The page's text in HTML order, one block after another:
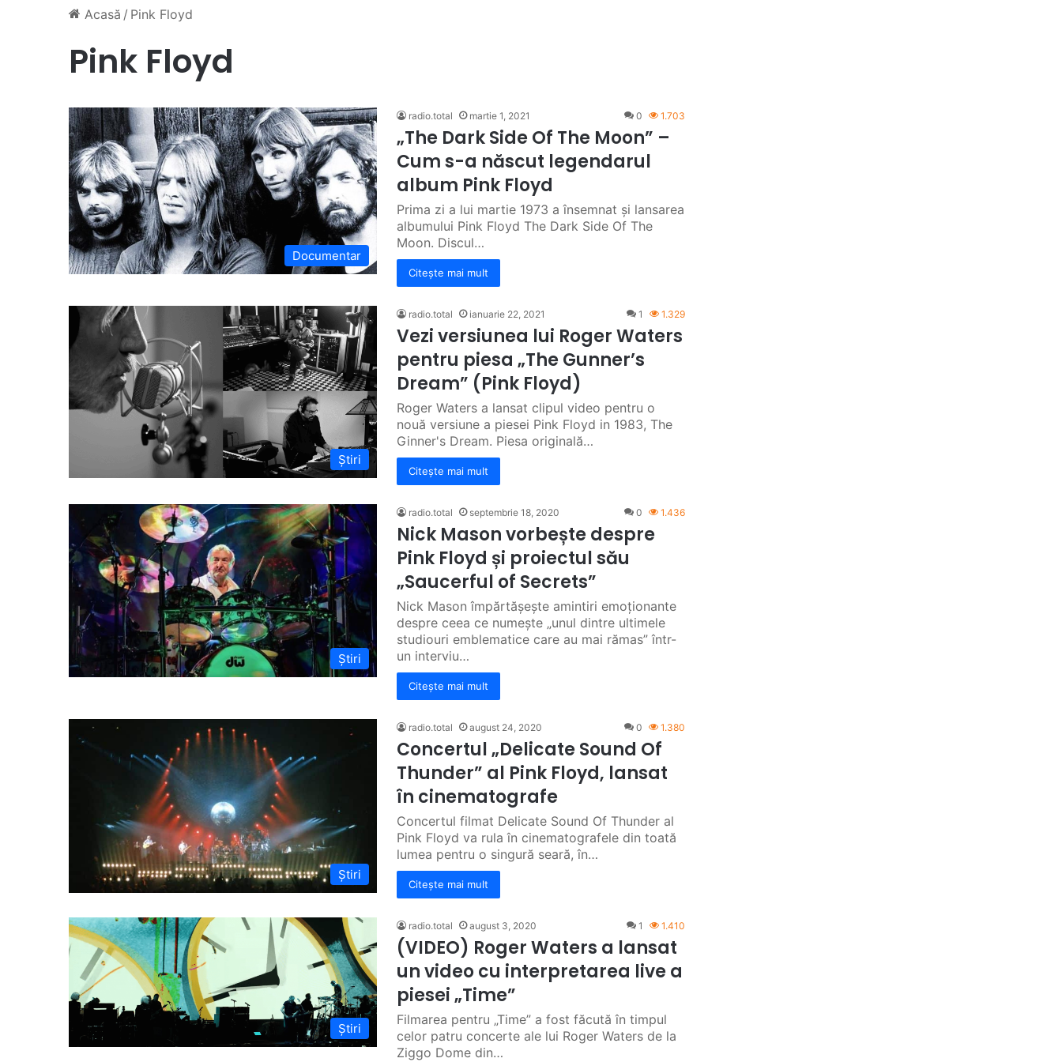
Acasă / Pink Floyd
Pink Floyd
Documentar
radio.total martie 1, 2021 0 1.703
„The Dark Side Of The Moon” –
Cum s-a născut legendarul
album Pink Floyd
Prima zi a lui martie 1973 a însemnat și lansarea
albumului Pink Floyd The Dark Side Of The
Moon. Discul…
Citește mai mult
Știri
radio.total ianuarie 22, 2021 1 1.329
Vezi versiunea lui Roger Waters
pentru piesa „The Gunner’s
Dream” (Pink Floyd)
Roger Waters a lansat clipul video pentru o
nouă versiune a piesei Pink Floyd in 1983, The
Ginner's Dream. Piesa originală…
Citește mai mult
Știri
radio.total septembrie 18, 2020 0 1.436
Nick Mason vorbește despre
Pink Floyd și proiectul său
„Saucerful of Secrets”
Nick Mason împărtășește amintiri emoționante
despre ceea ce numește „unul dintre ultimele
studiouri emblematice care au mai rămas” într-
un interviu…
Citește mai mult
Știri
radio.total august 24, 2020 0 1.380
Concertul „Delicate Sound Of
Thunder” al Pink Floyd, lansat
în cinematografe
Concertul filmat Delicate Sound Of Thunder al
Pink Floyd va rula în cinematografele din toată
lumea pentru o singură seară, în…
Citește mai mult
Știri
radio.total august 3, 2020 1 1.410
(VIDEO) Roger Waters a lansat
un video cu interpretarea live a
piesei „Time”
Filmarea pentru „Time” a fost făcută în timpul
celor patru concerte ale lui Roger Waters de la
Ziggo Dome din…